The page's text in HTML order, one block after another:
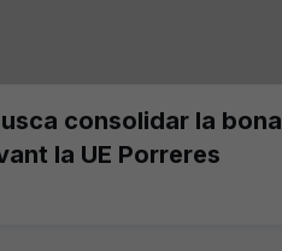
consolidar la bona
la UE Porreres